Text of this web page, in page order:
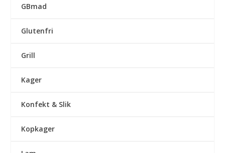
GBmad
Glutenfri
Grill
Kager
Konfekt & Slik
Kopkager